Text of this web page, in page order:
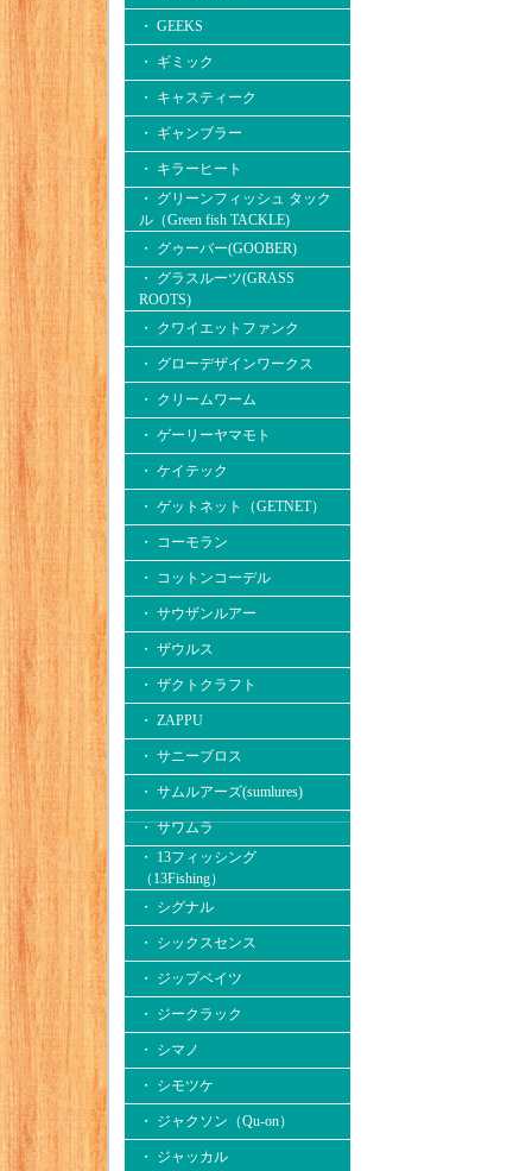
・ GEEKS
・ ギミック
・ キャスティーク
・ ギャンブラー
・ キラーヒート
・ グリーンフィッシュ タック
ル（Green fish TACKLE)
・ グゥーバー(GOOBER)
・ グラスルーツ(GRASS
ROOTS)
・ クワイエットファンク
・ グローデザインワークス
・ クリームワーム
・ ゲーリーヤマモト
・ ケイテック
・ ゲットネット（GETNET）
・ コーモラン
・ コットンコーデル
・ サウザンルアー
・ ザウルス
・ ザクトクラフト
・ ZAPPU
・ サニーブロス
・ サムルアーズ(sumlures)
・ サワムラ
・ 13フィッシング
（13Fishing）
・ シグナル
・ シックスセンス
・ ジップベイツ
・ ジークラック
・ シマノ
・ シモツケ
・ ジャクソン（Qu-on）
・ ジャッカル